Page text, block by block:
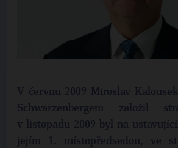
V červnu 2009 Miroslav
Schwarzenbergem založil
v listopadu 2009 byl na
jejím 1. místopředsedou, ve